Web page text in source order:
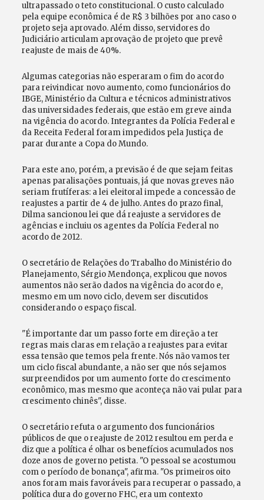
ultrapassado o teto constitucional. O custo calculado
pela equipe econômica é de R$ 3 bilhões por ano caso o
projeto seja aprovado. Além disso, servidores do
Judiciário articulam aprovação de projeto que prevê
reajuste de mais de 40%.
Algumas categorias não esperaram o fim do acordo
para reivindicar novo aumento, como funcionários do
IBGE, Ministério da Cultura e técnicos administrativos
das universidades federais, que estão em greve ainda
na vigência do acordo. Integrantes da Polícia Federal e
da Receita Federal foram impedidos pela Justiça de
parar durante a Copa do Mundo.
Para este ano, porém, a previsão é de que sejam feitas
apenas paralisações pontuais, já que novas greves não
seriam frutíferas: a lei eleitoral impede a concessão de
reajustes a partir de 4 de julho. Antes do prazo final,
Dilma sancionou lei que dá reajuste a servidores de
agências e incluiu os agentes da Polícia Federal no
acordo de 2012.
O secretário de Relações do Trabalho do Ministério do
Planejamento, Sérgio Mendonça, explicou que novos
aumentos não serão dados na vigência do acordo e,
mesmo em um novo ciclo, devem ser discutidos
considerando o espaço fiscal.
"É importante dar um passo forte em direção a ter
regras mais claras em relação a reajustes para evitar
essa tensão que temos pela frente. Nós não vamos ter
um ciclo fiscal abundante, a não ser que nós sejamos
surpreendidos por um aumento forte do crescimento
econômico, mas mesmo que aconteça não vai pular para
crescimento chinês", disse.
O secretário refuta o argumento dos funcionários
públicos de que o reajuste de 2012 resultou em perda e
diz que a política é olhar os benefícios acumulados nos
doze anos de governo petista. "O pessoal se acostumou
com o período de bonança", afirma. "Os primeiros oito
anos foram mais favoráveis para recuperar o passado, a
política dura do governo FHC, era um contexto